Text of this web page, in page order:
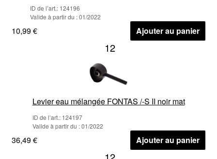
ID de l’art.: 124196
Valide à partir du : 01/2022
10,99 € Ajouter au panier
12
Levier eau mélangée FONTAS /-S II noir mat
ID de l’art.: 124197
Valide à partir du : 01/2022
36,49 € Ajouter au panier